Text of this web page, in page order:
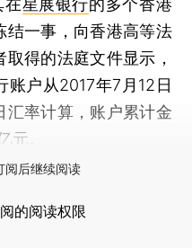
星展银行的多个香港
结一事，向香港高等法
得的法庭文件显示，
账户从2017年7月12日
汇率计算，账户累计金
元。
阅后继续阅读
的阅读权限